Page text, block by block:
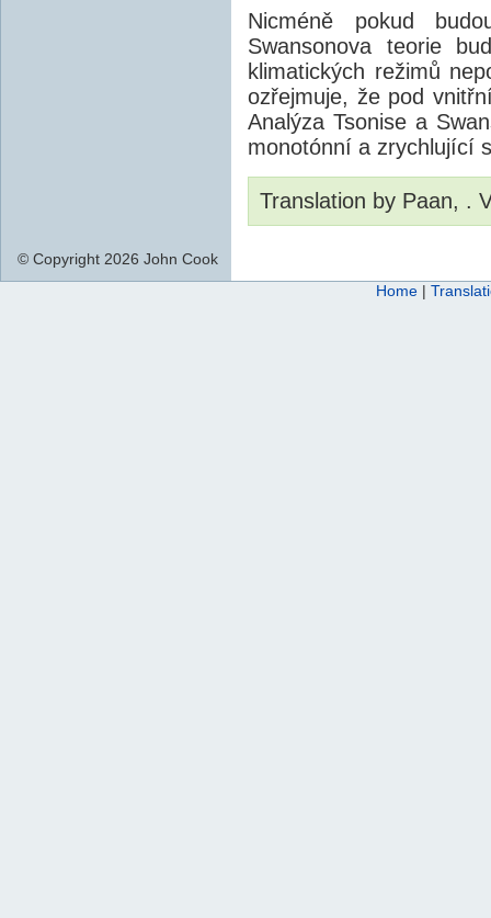
Nicméně pokud
Swansonova teorie
klimatických režimů
ozřejmuje, že pod
Analýza Tsonise a
monotónní a zrychlující
Translation by Paan, .
© Copyright 2026 John Cook
Home |